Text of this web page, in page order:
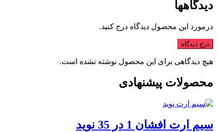
دیدگاهها
درمورد این محصول دیدگاه درج کنید.
درج دیدگاه
هیچ دیدگاهی برای این محصول نوشته نشده است.
محصولات پیشنهادی
سیم ارت افشان 1 در 35 نوید